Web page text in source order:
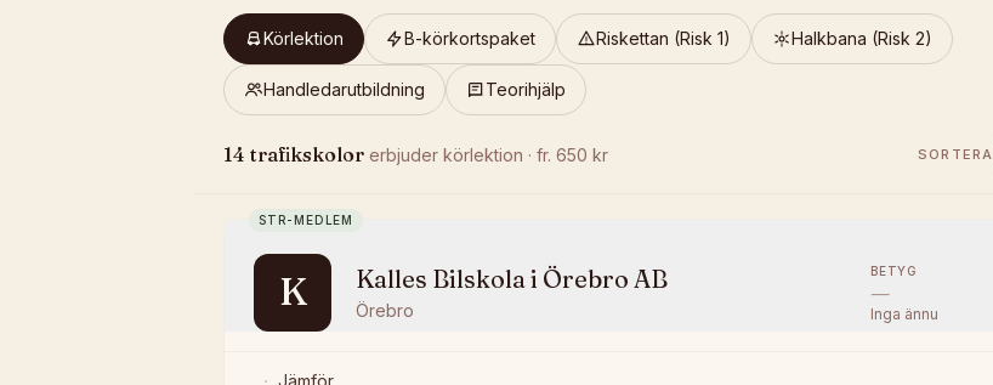
Körlektion B-körkortspaket Riskettan (Risk 1) Halkbana (Risk 2)
Handledarutbildning Teorihjälp
14 trafikskolor erbjuder körlektion · fr. 650 kr SORTERA
STR-MEDLEM
K Kalles Bilskola i Örebro AB
Örebro
BETYG
—
Inga ännu
Jämför